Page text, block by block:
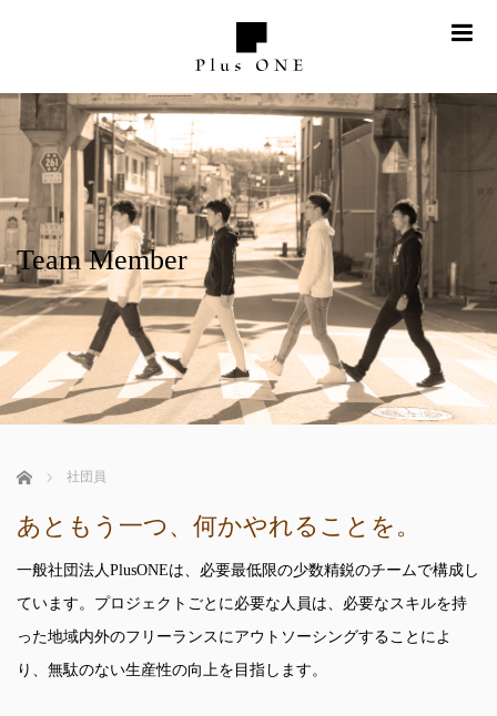
Team Member
ホーム 社団員
あともう一つ、何かやれることを。
一般社団法人PlusONEは、必要最低限の少数精鋭のチームで構成し
ています。プロジェクトごとに必要な人員は、必要なスキルを持
った地域内外のフリーランスにアウトソーシングすることによ
り、無駄のない生産性の向上を目指します。